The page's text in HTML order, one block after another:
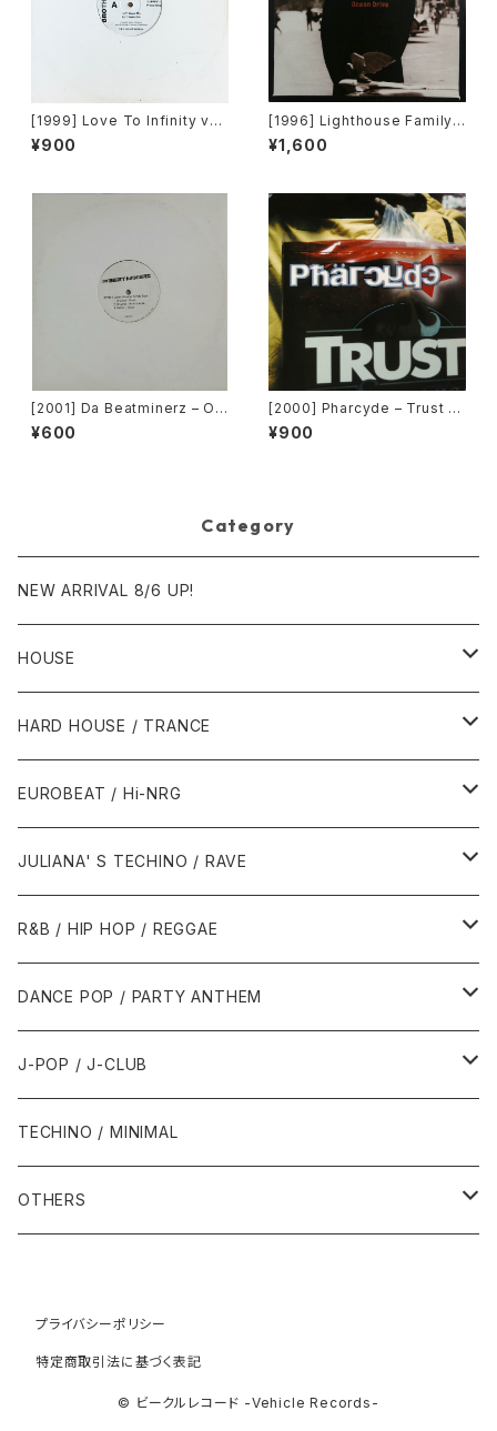
[1999] Love To Infinity vs
Loleatta Holloway – No Ap
ology [Brothers][PROMO]
¥900
[1996] Lighthouse Family –
Ocean Drive [Wildcard]
¥1,600
[2001] Da Beatminerz – Op
en [Rawkus]
¥600
[2000] Pharcyde – Trust [E
del America Records]
¥900
Category
NEW ARRIVAL 8/6 UP!
HOUSE
1980年代
1987年・以前
1988年
1990年代
1990年
1991年
1995年
1996年
1998年
2000年代
2000年
2001年
2005年
2007年
2010年代
2010年
2011年
2016年
HARD HOUSE / TRANCE
1990年代
1994年・以前
1995年
1999年
2000年代
2000年
2001年
2005年
2007年
EUROBEAT / Hi-NRG
1980年代
1986年・以前
1987年
1990年代
1990年
1991年
2000年代
JULIANA' S TECHINO / RAVE
1990年代
1990年
1991年
1996年 - 1999年
2000年代
2000年
2001年
R&B / HIP HOP / REGGAE
1980年代
1985年・以前
1986年
1990年代
1990年
1991年
1993年
2000年代
2000年
2002年
DANCE POP / PARTY ANTHEM
1980年代
1988年・以前
1989年
1990年代
1990年
1992年
2000年代
2001年
J-POP / J-CLUB
1980年代
1990年代
1991年
2000年
TECHINO / MINIMAL
OTHERS
1985年・以前
1990年代
プライバシーポリシー
特定商取引法に基づく表記
© ビークルレコード -Vehicle Records-